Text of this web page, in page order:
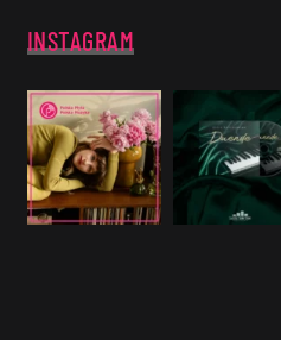
INSTAGRAM